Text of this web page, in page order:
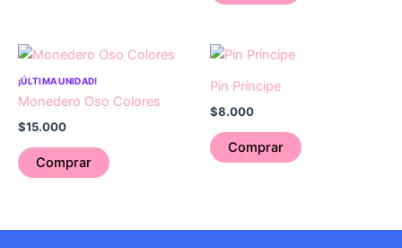
¡ÚLTIMA UNIDAD!
Monedero Oso Colores
$15.000
Comprar
Pin Príncipe
$8.000
Comprar